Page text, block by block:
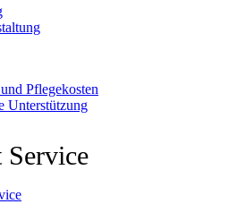
Pflegekosten
Unterstützung
Service